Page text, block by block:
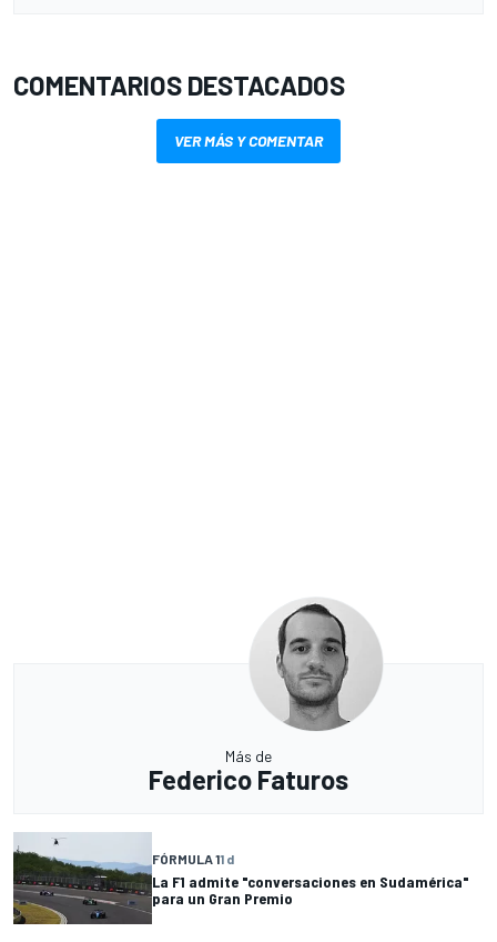
COMENTARIOS DESTACADOS
VER MÁS Y COMENTAR
Más de
Federico Faturos
FÓRMULA 11 d
La F1 admite "conversaciones en Sudamérica"
para un Gran Premio